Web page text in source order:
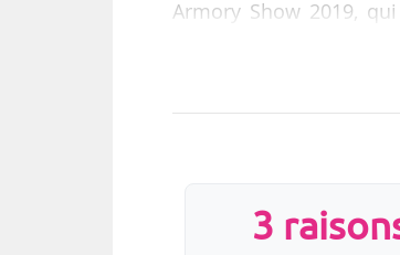
Armory Show 2019,
tient la foire ». Elle
résilience face à
3